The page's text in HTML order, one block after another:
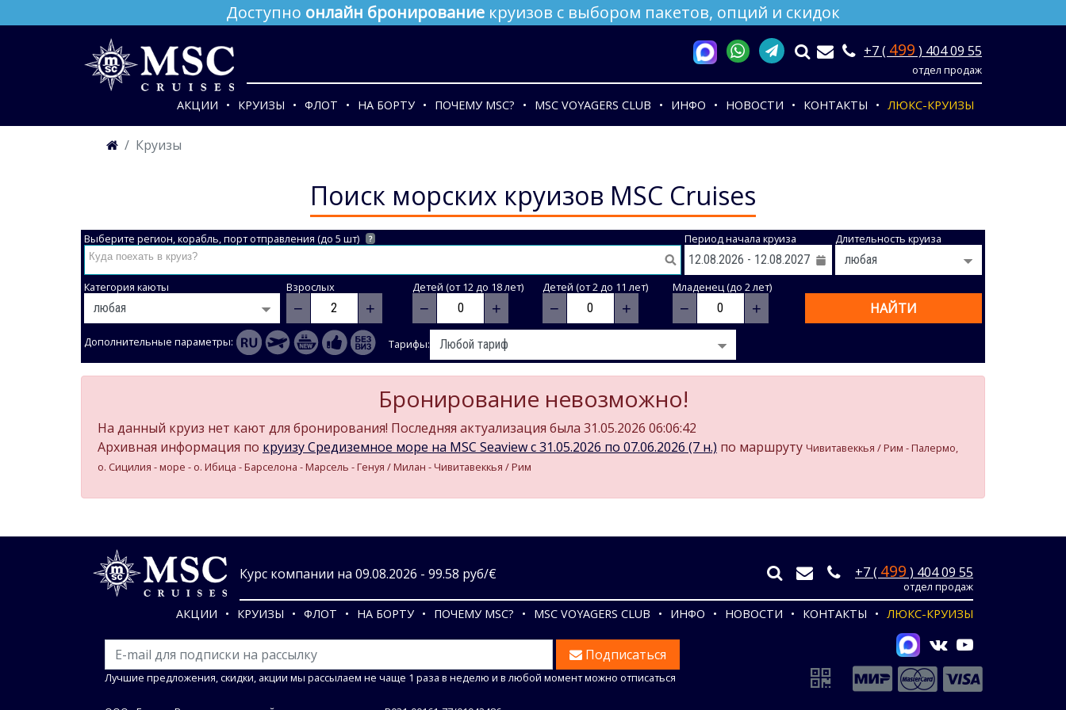
Доступно онлайн бронирование круизов с выбором пакетов, опций и скидок
+7 ( 499 ) 404 09 55
отдел продаж
АКЦИИ КРУИЗЫ ФЛОТ НА БОРТУ ПОЧЕМУ MSC? MSC VOYAGERS CLUB ИНФО НОВОСТИ КОНТАКТЫ ЛЮКС-КРУИЗЫ
Круизы
Поиск морских круизов MSC Cruises
Выберите регион, корабль, порт отправления (до 5 шт) ? Период начала круиза Длительность круиза
Категория каюты Взрослых
− +
Детей (от 12 до 18 лет)
− +
Детей (от 2 до 11 лет)
− +
Младенец (до 2 лет)
− + НАЙТИ
Дополнительные параметры: Тарифы:
Бронирование невозможно!
На данный круиз нет кают для бронирования! Последняя актуализация была 31.05.2026 06:06:42
Архивная информация по круизу Средиземное море на MSC Seaview c 31.05.2026 по 07.06.2026 (7 н.) по маршруту Чивитавеккья / Рим - Палермо,
о. Сицилия - море - о. Ибица - Барселона - Марсель - Генуя / Милан - Чивитавеккья / Рим
Курс компании на 09.08.2026 - 99.58 руб/€ +7 ( 499 ) 404 09 55
отдел продаж
АКЦИИ КРУИЗЫ ФЛОТ НА БОРТУ ПОЧЕМУ MSC? MSC VOYAGERS CLUB ИНФО НОВОСТИ КОНТАКТЫ ЛЮКС-КРУИЗЫ
Подписаться
Лучшие предложения, скидки, акции мы рассылаем не чаще 1 раза в неделю и в любой момент можно отписаться